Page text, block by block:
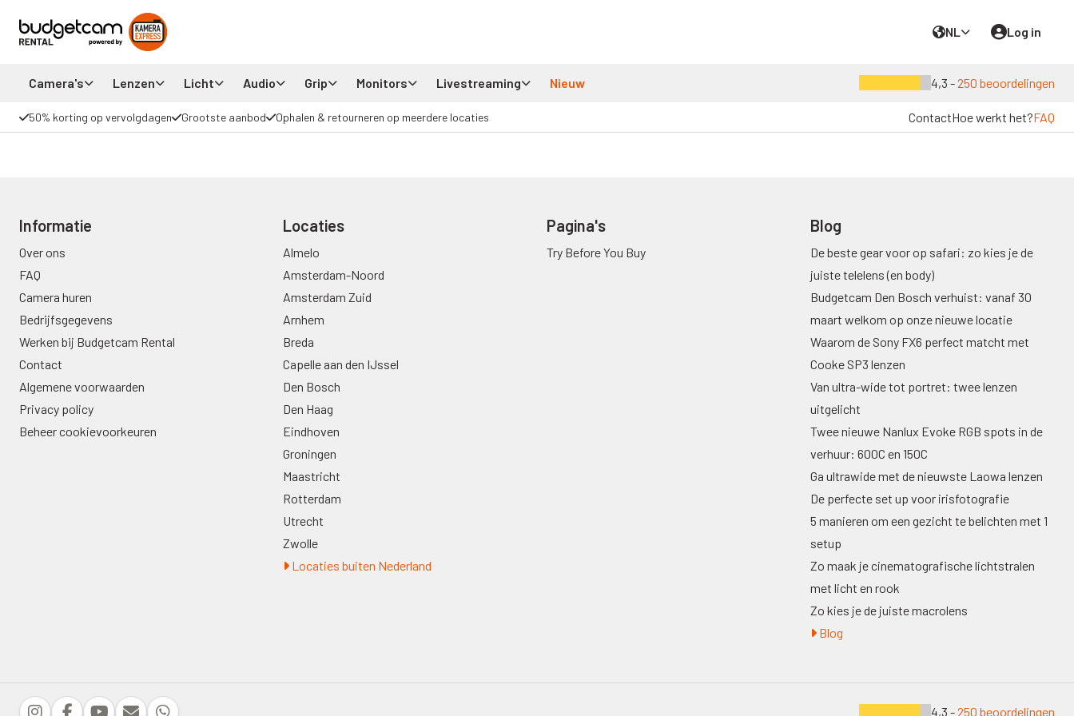
NL Log in
Camera's Lenzen Licht Audio Grip Monitors Livestreaming Nieuw 4,3 -250 beoordelingen
50% korting op vervolgdagen Grootste aanbod Ophalen & retourneren op meerdere locaties ContactHoe werkt het?FAQ
Informatie
Over ons
FAQ
Camera huren
Bedrijfsgegevens
Werken bij Budgetcam Rental
Contact
Algemene voorwaarden
Privacy policy
Beheer cookievoorkeuren
Locaties
Almelo
Amsterdam-Noord
Amsterdam Zuid
Arnhem
Breda
Capelle aan den IJssel
Den Bosch
Den Haag
Eindhoven
Groningen
Maastricht
Rotterdam
Utrecht
Zwolle
Locaties buiten Nederland
Pagina's
Try Before You Buy
Blog
De beste gear voor op safari: zo kies je de
juiste telelens (en body)
Budgetcam Den Bosch verhuist: vanaf 30
maart welkom op onze nieuwe locatie
Waarom de Sony FX6 perfect matcht met
Cooke SP3 lenzen
Van ultra-wide tot portret: twee lenzen
uitgelicht
Twee nieuwe Nanlux Evoke RGB spots in de
verhuur: 600C en 150C
Ga ultrawide met de nieuwste Laowa lenzen
De perfecte set up voor irisfotografie
5 manieren om een gezicht te belichten met 1
setup
Zo maak je cinematografische lichtstralen
met licht en rook
Zo kies je de juiste macrolens
Blog
4,3 -250 beoordelingen